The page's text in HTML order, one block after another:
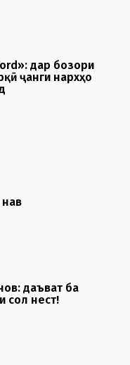
дар бозори
ҷанги нархҳо
нав
даъват ба
сол нест!